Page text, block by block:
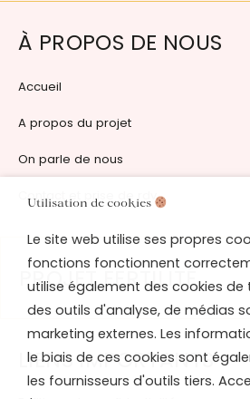
À PROPOS DE NOUS
Accueil
A propos du projet
On parle de nous
Contact et prise de rdv
PROJET FERTILITÉ
LIENS IMPORTANTS
Utilisation de cookies
Le site web utilise ses propres
fonctions fonctionnent
utilise également des cookies de
des outils d'analyse, de médias
marketing externes. Les
le biais de ces cookies sont
les fournisseurs d'outils tiers.